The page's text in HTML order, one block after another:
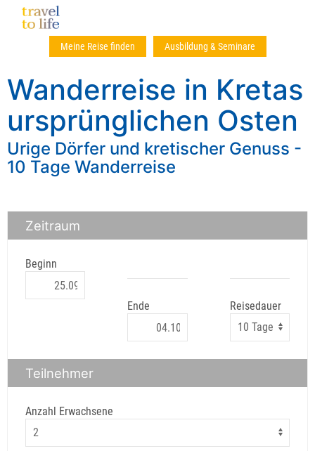
Meine Reise finden Ausbildung & Seminare
Wanderreise in Kretas
ursprünglichen Osten
Urige Dörfer und kretischer Genuss -
10 Tage Wanderreise
Zeitraum
Beginn
Ende Reisedauer
Teilnehmer
Anzahl Erwachsene